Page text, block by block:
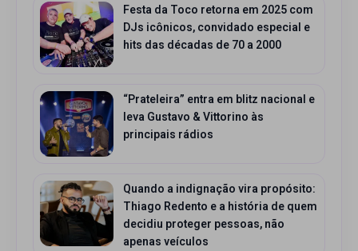
Festa da Toco retorna em 2025 com
DJs icônicos, convidado especial e
hits das décadas de 70 a 2000
“Prateleira” entra em blitz nacional e
leva Gustavo & Vittorino às
principais rádios
Quando a indignação vira propósito:
Thiago Redento e a história de quem
decidiu proteger pessoas, não
apenas veículos